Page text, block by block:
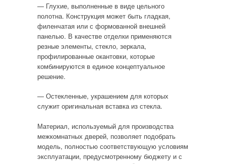
— Глухие, выполненные в виде цельного
полотна. Конструкция может быть гладкая,
филенчатая или с формованной внешней
панелью. В качестве отделки применяются
резные элементы, стекло, зеркала,
профилированные окантовки, которые
комбинируются в единое концептуальное
решение.
— Остекленные, украшением для которых
служит оригинальная вставка из стекла.
Материал, используемый для производства
межкомнатных дверей, позволяет подобрать
модель, полностью соответствующую условиям
эксплуатации, предусмотренному бюджету и с